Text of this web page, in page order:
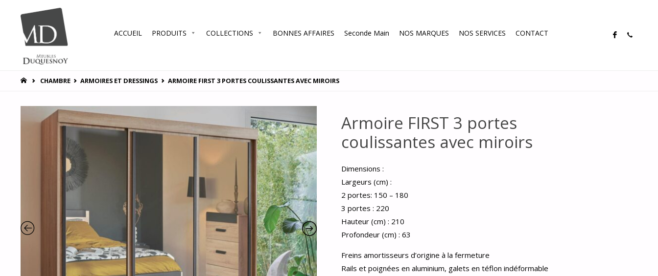
accompagner
to
ACCUEIL PRODUITS COLLECTIONS BONNES AFFAIRES Seconde Main NOS MARQUES NOS SERVICES CONTACT
HOMECHAMBRE ARMOIRES ET DRESSINGS ARMOIRE FIRST 3 PORTES COULISSANTES AVEC MIROIRS
Armoire FIRST 3 portes
coulissantes avec miroirs
Dimensions :
Largeurs (cm) :
2 portes: 150 – 180
3 portes : 220
Hauteur (cm) : 210
Profondeur (cm) : 63
Freins amortisseurs d’origine à la fermeture
Rails et poignées en aluminium, galets en téflon indéformable